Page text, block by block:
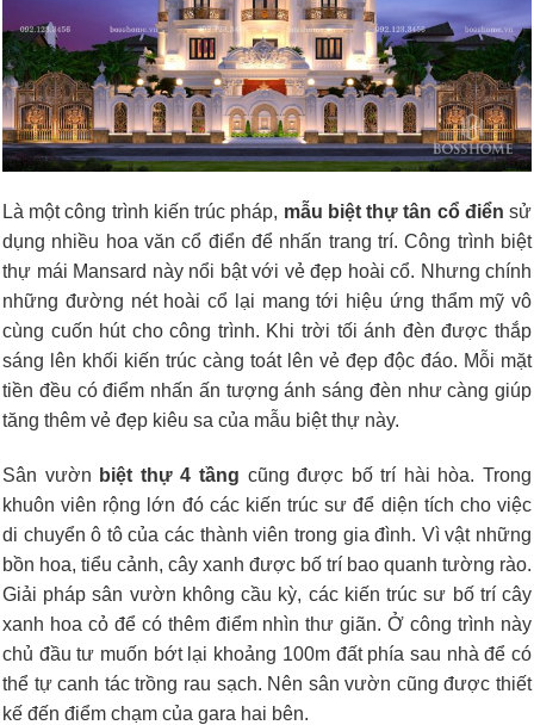
Là một công trình kiến trúc pháp, mẫu biệt thự tân cổ điển sử
dụng nhiều hoa văn cổ điển để nhấn trang trí. Công trình biệt
thự mái Mansard này nổi bật với vẻ đẹp hoài cổ. Nhưng chính
những đường nét hoài cổ lại mang tới hiệu ứng thẩm mỹ vô
cùng cuốn hút cho công trình. Khi trời tối ánh đèn được thắp
sáng lên khối kiến trúc càng toát lên vẻ đẹp độc đáo. Mỗi mặt
tiền đều có điểm nhấn ấn tượng ánh sáng đèn như càng giúp
tăng thêm vẻ đẹp kiêu sa của mẫu biệt thự này.
Sân vườn biệt thự 4 tầng cũng được bố trí hài hòa. Trong
khuôn viên rộng lớn đó các kiến trúc sư để diện tích cho việc
di chuyển ô tô của các thành viên trong gia đình. Vì vật những
bồn hoa, tiểu cảnh, cây xanh được bố trí bao quanh tường rào.
Giải pháp sân vườn không cầu kỳ, các kiến trúc sư bố trí cây
xanh hoa cỏ để có thêm điểm nhìn thư giãn. Ở công trình này
chủ đầu tư muốn bớt lại khoảng 100m đất phía sau nhà để có
thể tự canh tác trồng rau sạch. Nên sân vườn cũng được thiết
kế đến điểm chạm của gara hai bên.